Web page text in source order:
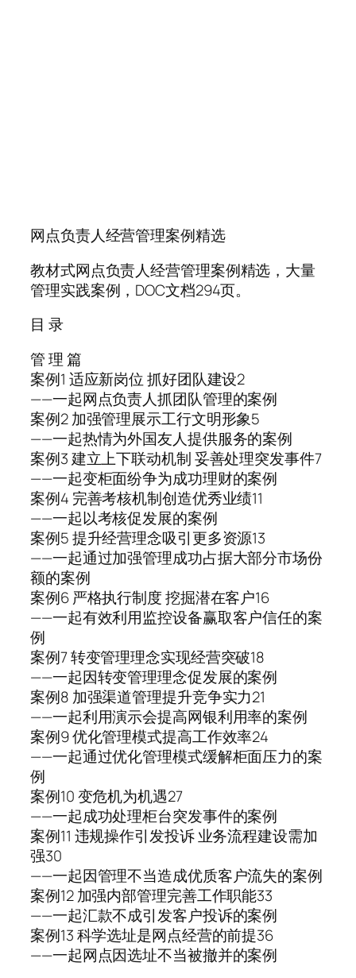
网点负责人经营管理案例精选
教材式网点负责人经营管理案例精选，大量
管理实践案例，DOC文档294页。
目 录
管 理 篇
案例1 适应新岗位 抓好团队建设2
——一起网点负责人抓团队管理的案例
案例2 加强管理展示工行文明形象5
——一起热情为外国友人提供服务的案例
案例3 建立上下联动机制 妥善处理突发事件7
——一起变柜面纷争为成功理财的案例
案例4 完善考核机制创造优秀业绩11
——一起以考核促发展的案例
案例5 提升经营理念吸引更多资源13
——一起通过加强管理成功占据大部分市场份
额的案例
案例6 严格执行制度 挖掘潜在客户16
——一起有效利用监控设备赢取客户信任的案
例
案例7 转变管理理念实现经营突破18
——一起因转变管理理念促发展的案例
案例8 加强渠道管理提升竞争实力21
——一起利用演示会提高网银利用率的案例
案例9 优化管理模式提高工作效率24
——一起通过优化管理模式缓解柜面压力的案
例
案例10 变危机为机遇27
——一起成功处理柜台突发事件的案例
案例11 违规操作引发投诉 业务流程建设需加
强30
——一起因管理不当造成优质客户流失的案例
案例12 加强内部管理完善工作职能33
——一起汇款不成引发客户投诉的案例
案例13 科学选址是网点经营的前提36
——一起网点因选址不当被撤并的案例